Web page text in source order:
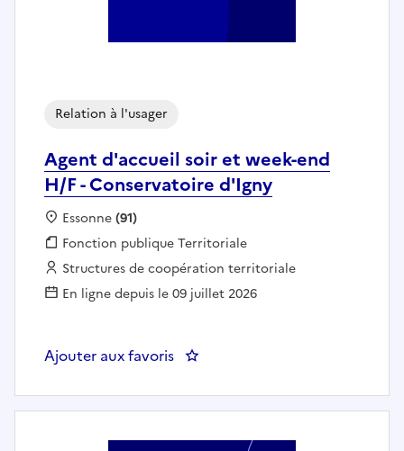
Agent d'accueil soir et week-end
H/F - Conservatoire d'Igny
Relation à l'usager
Localisation :
Essonne(91)
Fonction publique :
Fonction publique Territoriale
Employeur :
Structures de coopération territoriale
En ligne depuis le 09 juillet 2026
Ajouter aux favoris : Agent d'accueil soir et week-